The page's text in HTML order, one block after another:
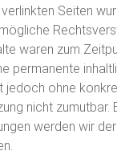
Seiten
waren zum
permanente
jedoch ohne
nicht zumutbar.
werden wir